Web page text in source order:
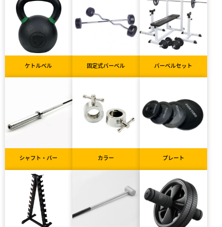
ケトルベル 固定式バーベル バーベルセット
シャフト・バー カラー プレート